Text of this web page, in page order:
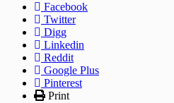
Facebook
Twitter
Digg
Linkedin
Reddit
Google Plus
Pinterest
Print